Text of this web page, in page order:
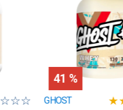
☆☆☆
41 %
GHOST ★